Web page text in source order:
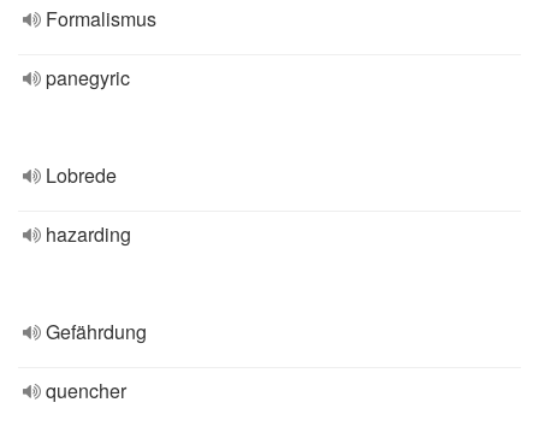
Formalismus
panegyric
Lobrede
hazarding
Gefährdung
quencher